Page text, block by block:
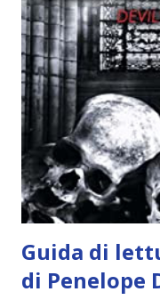
l'angelo non ha
per avvertili che
credono e che
Rafael. A quelle
nell'appartamento,
chiesetta. Lì trovano
ma questa volta ...
Guida di
di Penelope